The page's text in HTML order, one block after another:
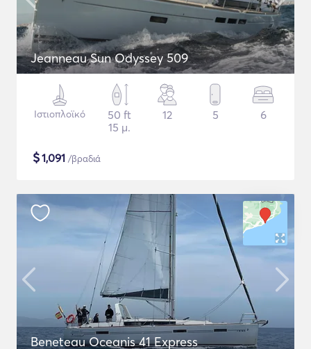
Jeanneau Sun Odyssey 509
Ιστιοπλοϊκό
50 ft
15 μ.
12 5 6
$1,091 /βραδιά
Beneteau Oceanis 41 Express